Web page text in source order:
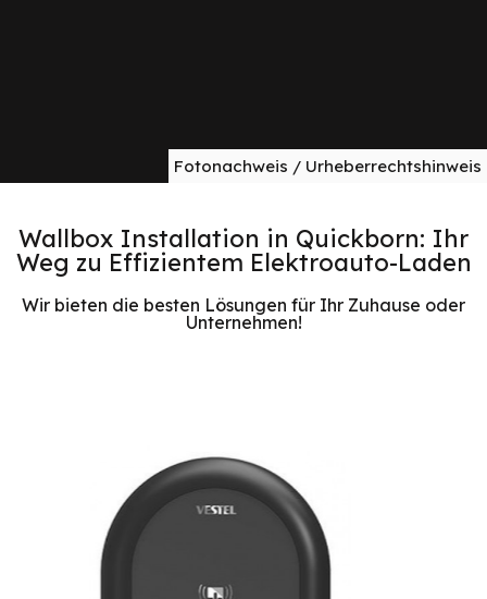
Fotonachweis / Urheberrechtshinweis
Wallbox Installation in Quickborn: Ihr
Weg zu Effizientem Elektroauto-Laden
Wir bieten die besten Lösungen für Ihr Zuhause oder
Unternehmen!